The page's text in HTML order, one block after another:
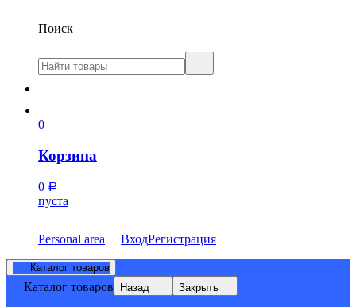
Поиск
0
Корзина
0 Р
пуста
Personal area ВходРегистрация
Каталог товаров
Каталог товаров Назад Закрыть